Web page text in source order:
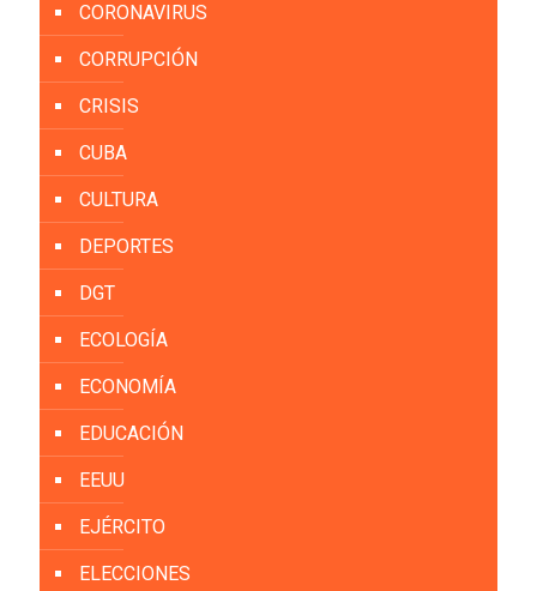
CORONAVIRUS
CORRUPCIÓN
CRISIS
CUBA
CULTURA
DEPORTES
DGT
ECOLOGÍA
ECONOMÍA
EDUCACIÓN
EEUU
EJÉRCITO
ELECCIONES